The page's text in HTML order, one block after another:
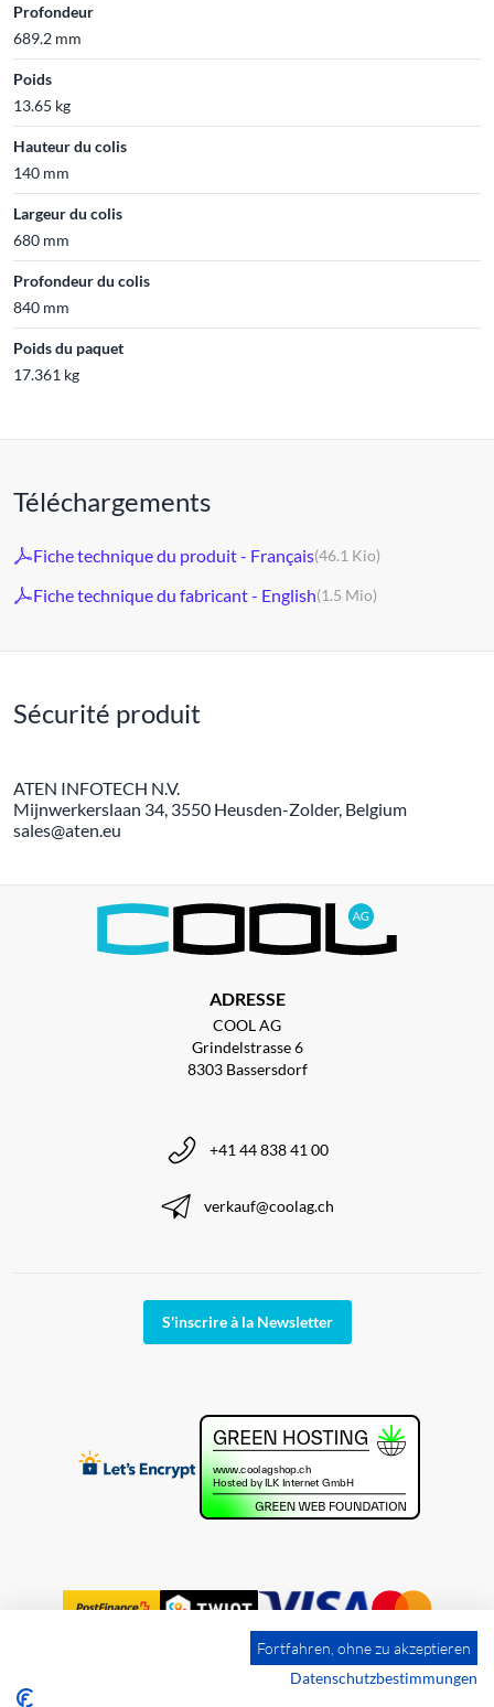
Profondeur
689.2 mm
Poids
13.65 kg
Hauteur du colis
140 mm
Largeur du colis
680 mm
Profondeur du colis
840 mm
Poids du paquet
17.361 kg
Téléchargements
Fiche technique du produit - Français(46.1 Kio)
Fiche technique du fabricant - English(1.5 Mio)
Sécurité produit
ATEN INFOTECH N.V.
Mijnwerkerslaan 34, 3550 Heusden-Zolder, Belgium
sales@aten.eu
ADRESSE
COOL AG
Grindelstrasse 6
8303 Bassersdorf
+41 44 838 41 00
verkauf@coolag.ch
S'inscrire à la Newsletter
Fortfahren, ohne zu akzeptieren
Datenschutzbestimmungen